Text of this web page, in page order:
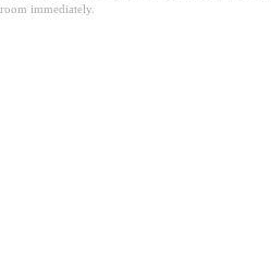
room immediately.